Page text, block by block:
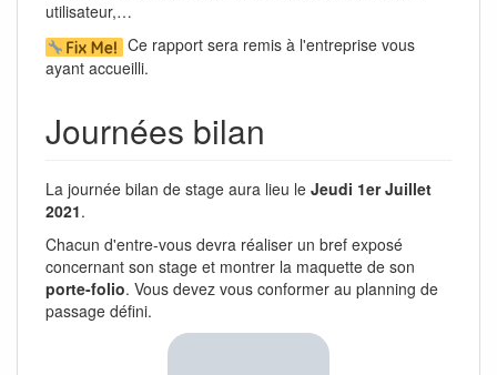
utilisateur,…
Ce rapport sera remis à l'entreprise vous
ayant accueilli.
Journées bilan
La journée bilan de stage aura lieu le Jeudi 1er Juillet
2021.
Chacun d'entre-vous devra réaliser un bref exposé
concernant son stage et montrer la maquette de son
porte-folio. Vous devez vous conformer au planning de
passage défini.